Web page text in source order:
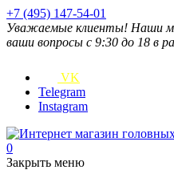
+7 (495) 147-54-01
Уважаемые клиенты! Наши
ваши вопросы с 9:30 до 18 в
VK
Telegram
Instagram
0
Закрыть меню